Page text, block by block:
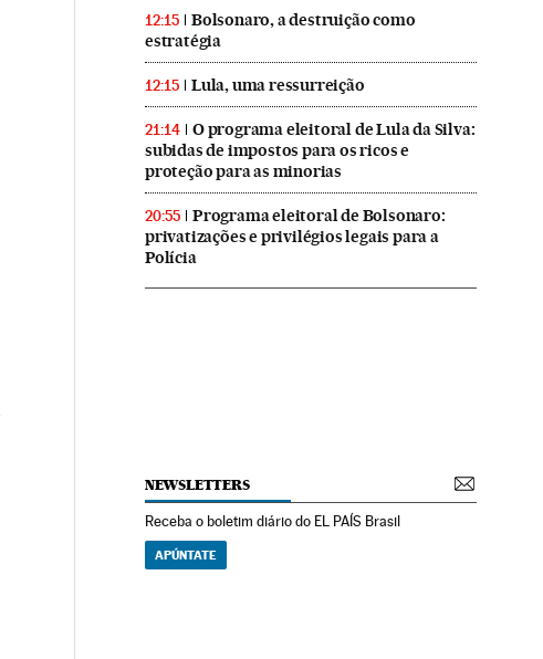
12:15
Bolsonaro, a destruição como
estratégia
12:15 Lula, uma ressurreição
21:14
O programa eleitoral de Lula da Silva:
subidas de impostos para os ricos e
proteção para as minorias
20:55
Programa eleitoral de Bolsonaro:
privatizações e privilégios legais para a
Polícia
NEWSLETTERS
Receba o boletim diário do EL PAÍS Brasil
APÚNTATE